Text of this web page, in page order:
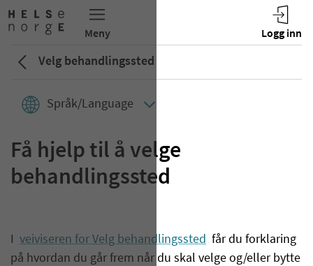
Velg behandlingssted
Språk/Language
Få hjelp til å velge
behandlingssted
I veiviseren for Velg behandlingssted får du forklaring
på hvordan du går frem når du skal velge og/eller bytte